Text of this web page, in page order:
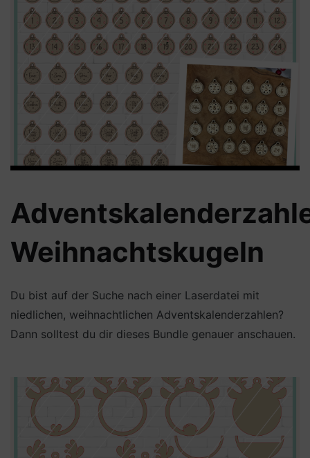
Weihnachtskugeln
Du bist auf der Suche nach einer Laserdatei mit
niedlichen, weihnachtlichen Adventskalenderzahlen?
Dann solltest du dir dieses Bundle genauer anschauen.